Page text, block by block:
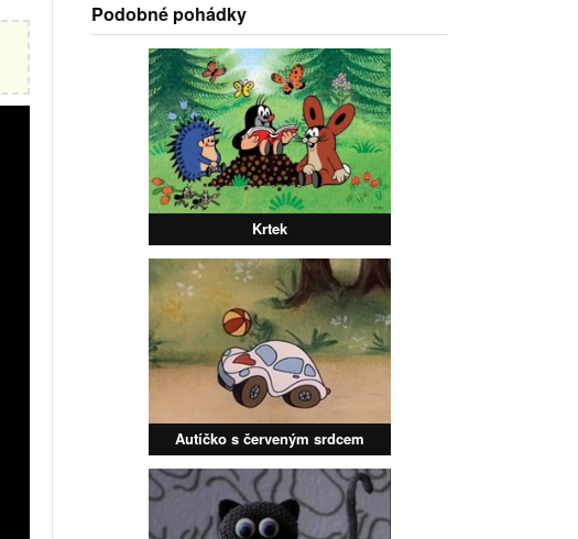
Podobné pohádky
Krtek
Autíčko s červeným srdcem